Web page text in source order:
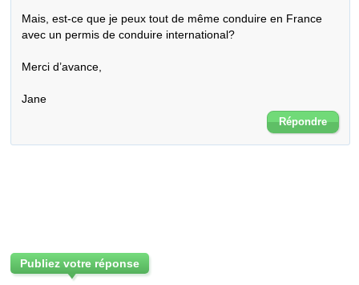
Mais, est-ce que je peux tout de même conduire en France
avec un permis de conduire international?
Merci d’avance,
Jane
Répondre
Publiez votre réponse